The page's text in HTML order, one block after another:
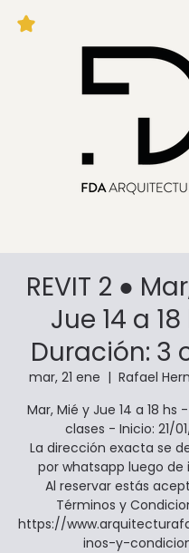
REVIT 2 ●
Jue 14 a
Duración: 3
mar, 21 ene
  |
Rafael
Mar, Mié y Jue 14 a 18 hs
clases - Inicio: 21/
La dirección exacta se
por whatsapp luego de
Al reservar estás
Términos y
https://
inos-y-